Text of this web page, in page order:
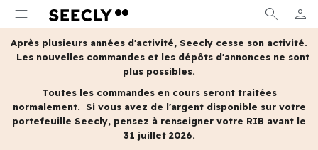
menu search person
MON
Après plusieurs années d'activité, Seecly cesse son activité.
Les nouvelles commandes et les dépôts d'annonces ne sont
plus possibles.
Toutes les commandes en cours seront traitées
normalement. Si vous avez de l'argent disponible sur votre
portefeuille Seecly, pensez à renseigner votre RIB avant le
31 juillet 2026.